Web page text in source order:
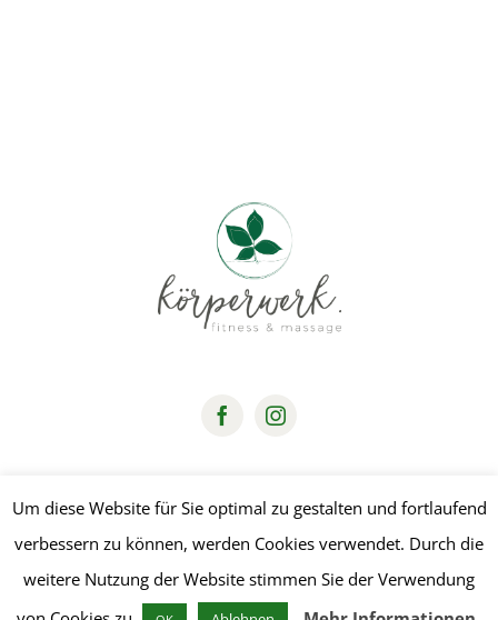
Datenschutz|Impressum
© Copyright 2019 | Design by media.dot
Um diese Website für Sie optimal zu gestalten und fortlaufend
verbessern zu können, werden Cookies verwendet. Durch die
weitere Nutzung der Website stimmen Sie der Verwendung